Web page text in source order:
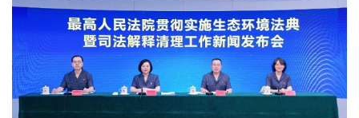
比一张A4纸还要薄！我国高端钢材迎来密集突破
让药品更好触达患者 多款新药选择网络平台首发